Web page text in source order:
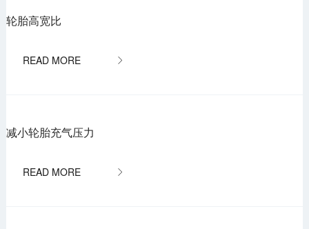
轮胎高宽比

减小轮胎充气压力
